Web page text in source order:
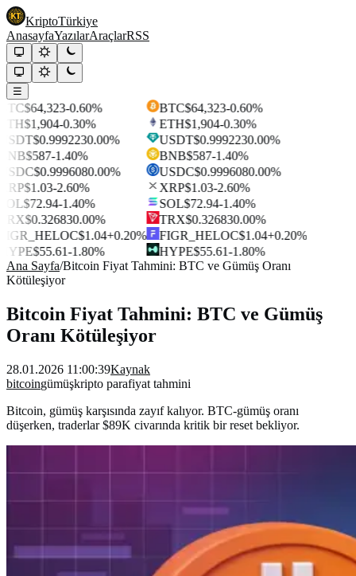
KriptoTürkiye
AnasayfaYazılarAraçlarRSS
☰
$64,323-0.60%
$1,904-0.30%
$0.9992230.00%
$587-1.40%
$0.9996080.00%
$1.03-2.60%
$72.94-1.40%
$0.326830.00%
$1.04+0.20%
$55.61-1.80%
BTC$64,323-0.60%
ETH$1,904-0.30%
USDT$0.9992230.00%
BNB$587-1.40%
USDC$0.9996080.00%
XRP$1.03-2.60%
SOL$72.94-1.40%
TRX$0.326830.00%
FIGR_HELOC$1.04+0.20%
HYPE$55.61-1.80%
Ana Sayfa/Bitcoin Fiyat Tahmini: BTC ve Gümüş Oranı
Kötüleşiyor
Bitcoin Fiyat Tahmini: BTC ve Gümüş
Oranı Kötüleşiyor
28.01.2026 11:00:39Kaynak
bitcoingümüşkripto parafiyat tahmini
Bitcoin, gümüş karşısında zayıf kalıyor. BTC-gümüş oranı
düşerken, traderlar $89K civarında kritik bir reset bekliyor.